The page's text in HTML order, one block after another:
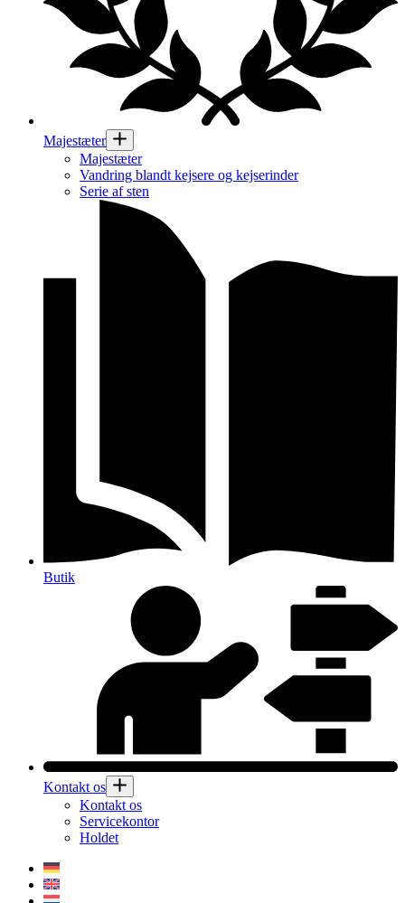
Majestæter
Majestæter
Vandring blandt kejsere og kejserinder
Serie af sten
Butik
Kontakt os
Kontakt os
Servicekontor
Holdet